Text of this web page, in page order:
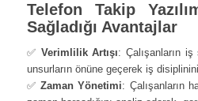
Telefon Takip
Sağladığı Avantajlar
✅ Verimlilik Artışı: Çalışanların
unsurların önüne geçerek iş disiplinini
✅Zaman Yönetimi: Çalışanların